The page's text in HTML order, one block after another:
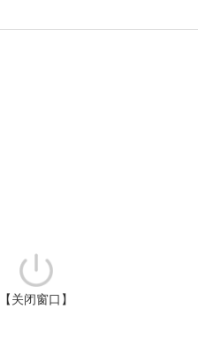
【关闭窗口】